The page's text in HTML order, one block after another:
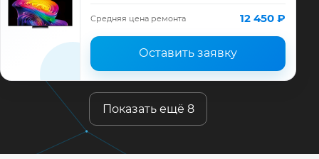
запчасти и гарантия до 12 месяцев.
Средняя цена ремонта 12 450 ₽
Оставить заявку
Показать ещё 8